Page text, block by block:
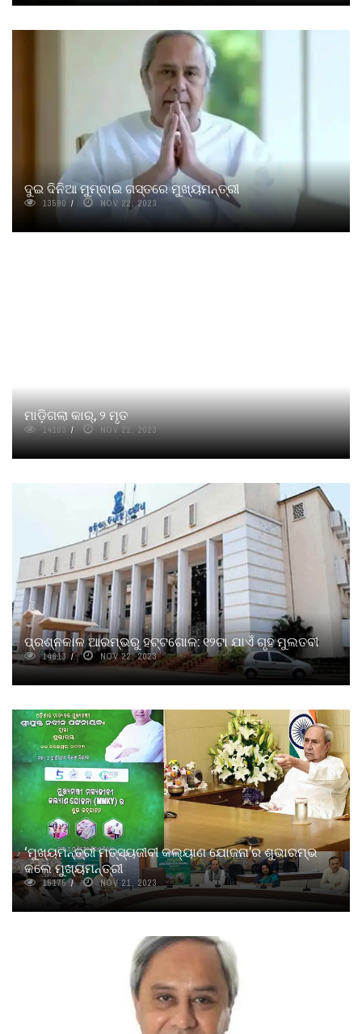
ଦୁଇ ଦିନିଆ ମୁମ୍ବାଇ ଗସ୍ତରେ ମୁଖ୍ୟମନ୍ତ୍ରୀ
13590 NOV 22, 2023
ମାଡ଼ିଗଲା କାର୍‌, ୨ ମୃତ
14103 NOV 22, 2023
ପ୍ରଶ୍ନକାଳ ଆରମ୍ଭରୁ ହଟ୍ଟଗୋଳ: ୧୨ଟା ଯାଏଁ ଗୃହ ମୁଲତବୀ
14613 NOV 22, 2023
‘ମୁଖ୍ୟମନ୍ତ୍ରୀ ମତ୍ସ୍ୟଜୀବୀ କଲ୍ୟାଣ ଯୋଜନା’ର ଶୁଭାରମ୍ଭ
କଲେ ମୁଖ୍ୟମନ୍ତ୍ରୀ
15175 NOV 21, 2023